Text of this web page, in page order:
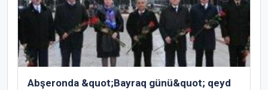
Abşeronda &quot;Bayraq günü&quot; qeyd